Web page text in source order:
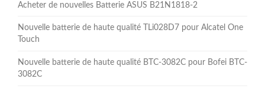
Acheter de nouvelles Batterie ASUS B21N1818-2
Nouvelle batterie de haute qualité TLi028D7 pour Alcatel One
Touch
Nouvelle batterie de haute qualité BTC-3082C pour Bofei BTC-
3082C